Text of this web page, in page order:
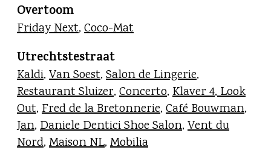
Overtoom
Friday Next, Coco-Mat
Utrechtstestraat
Kaldi, Van Soest, Salon de Lingerie,
Restaurant Sluizer, Concerto, Klaver 4,Look
Out, Fred de la Bretonnerie, Café Bouwman,
Jan, Daniele Dentici Shoe Salon, Vent du
Nord, Maison NL, Mobilia